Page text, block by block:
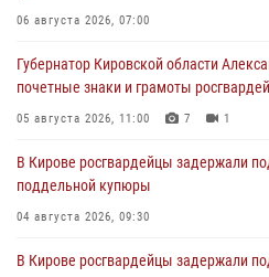
06 августа 2026, 07:00
Губернатор Кировской области
почетные знаки и грамоты
05 августа 2026, 11:00 7 1
В Кирове росгвардейцы задержали
поддельной купюры
04 августа 2026, 09:30
В Кирове росгвардейцы задержали